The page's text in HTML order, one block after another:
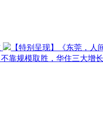
【特别呈现】《东莞，人
靠规模取胜，华住三大增